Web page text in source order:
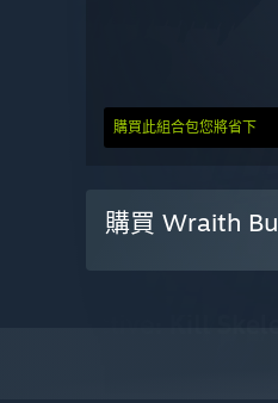
購買此組合包您將省下
購買 Wraith